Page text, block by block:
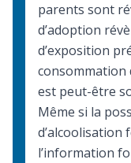
parents sont
d’adoption
d’exposition
consommation
est peut-être
Même si la
d’alcoolisation
l’information